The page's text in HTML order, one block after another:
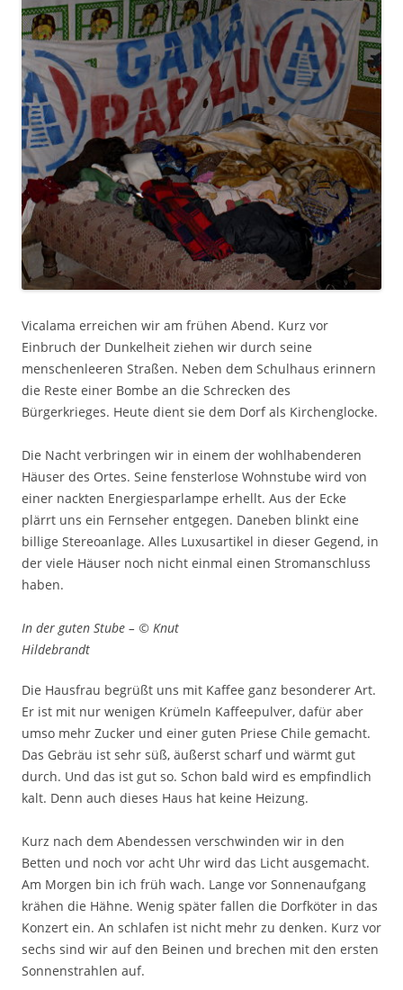
Vicalama erreichen wir am frühen Abend. Kurz vor
Einbruch der Dunkelheit ziehen wir durch seine
menschenleeren Straßen. Neben dem Schulhaus erinnern
die Reste einer Bombe an die Schrecken des
Bürgerkrieges. Heute dient sie dem Dorf als Kirchenglocke.
Die Nacht verbringen wir in einem der wohlhabenderen
Häuser des Ortes. Seine fensterlose Wohnstube wird von
einer nackten Energiesparlampe erhellt. Aus der Ecke
plärrt uns ein Fernseher entgegen. Daneben blinkt eine
billige Stereoanlage. Alles Luxusartikel in dieser Gegend, in
der viele Häuser noch nicht einmal einen Stromanschluss
haben.
In der guten Stube – © Knut
Hildebrandt
Die Hausfrau begrüßt uns mit Kaffee ganz besonderer Art.
Er ist mit nur wenigen Krümeln Kaffeepulver, dafür aber
umso mehr Zucker und einer guten Priese Chile gemacht.
Das Gebräu ist sehr süß, äußerst scharf und wärmt gut
durch. Und das ist gut so. Schon bald wird es empfindlich
kalt. Denn auch dieses Haus hat keine Heizung.
Kurz nach dem Abendessen verschwinden wir in den
Betten und noch vor acht Uhr wird das Licht ausgemacht.
Am Morgen bin ich früh wach. Lange vor Sonnenaufgang
krähen die Hähne. Wenig später fallen die Dorfköter in das
Konzert ein. An schlafen ist nicht mehr zu denken. Kurz vor
sechs sind wir auf den Beinen und brechen mit den ersten
Sonnenstrahlen auf.